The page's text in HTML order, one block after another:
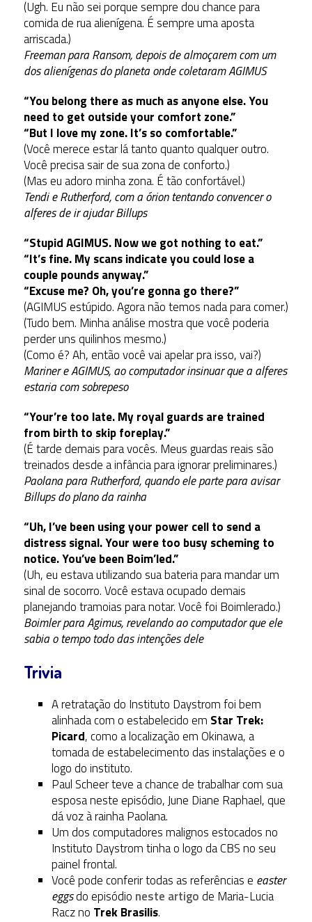
(Ugh. Eu não sei porque sempre dou chance para
comida de rua alienígena. É sempre uma aposta
arriscada.)
Freeman para Ransom, depois de almoçarem com um
dos alienígenas do planeta onde coletaram AGIMUS
“You belong there as much as anyone else. You
need to get outside your comfort zone.”
“But I love my zone. It’s so comfortable.”
(Você merece estar lá tanto quanto qualquer outro.
Você precisa sair de sua zona de conforto.)
(Mas eu adoro minha zona. É tão confortável.)
Tendi e Rutherford, com a órion tentando convencer o
alferes de ir ajudar Billups
“Stupid AGIMUS. Now we got nothing to eat.”
“It’s fine. My scans indicate you could lose a
couple pounds anyway.”
“Excuse me? Oh, you’re gonna go there?”
(AGIMUS estúpido. Agora não temos nada para comer.)
(Tudo bem. Minha análise mostra que você poderia
perder uns quilinhos mesmo.)
(Como é? Ah, então você vai apelar pra isso, vai?)
Mariner e AGIMUS, ao computador insinuar que a alferes
estaria com sobrepeso
“Your’re too late. My royal guards are trained
from birth to skip foreplay.”
(É tarde demais para vocês. Meus guardas reais são
treinados desde a infância para ignorar preliminares.)
Paolana para Rutherford, quando ele parte para avisar
Billups do plano da rainha
“Uh, I’ve been using your power cell to send a
distress signal. Your were too busy scheming to
notice. You’ve been Boim’led.”
(Uh, eu estava utilizando sua bateria para mandar um
sinal de socorro. Você estava ocupado demais
planejando tramoias para notar. Você foi Boimlerado.)
Boimler para Agimus, revelando ao computador que ele
sabia o tempo todo das intenções dele
Trivia
A retratação do Instituto Daystrom foi bem
alinhada com o estabelecido em Star Trek:
Picard, como a localização em Okinawa, a
tomada de estabelecimento das instalações e o
logo do instituto.
Paul Scheer teve a chance de trabalhar com sua
esposa neste episódio, June Diane Raphael, que
dá voz à rainha Paolana.
Um dos computadores malignos estocados no
Instituto Daystrom tinha o logo da CBS no seu
painel frontal.
Você pode conferir todas as referências e easter
eggsdo episódio neste artigode Maria-Lucia
Racz no Trek Brasilis.